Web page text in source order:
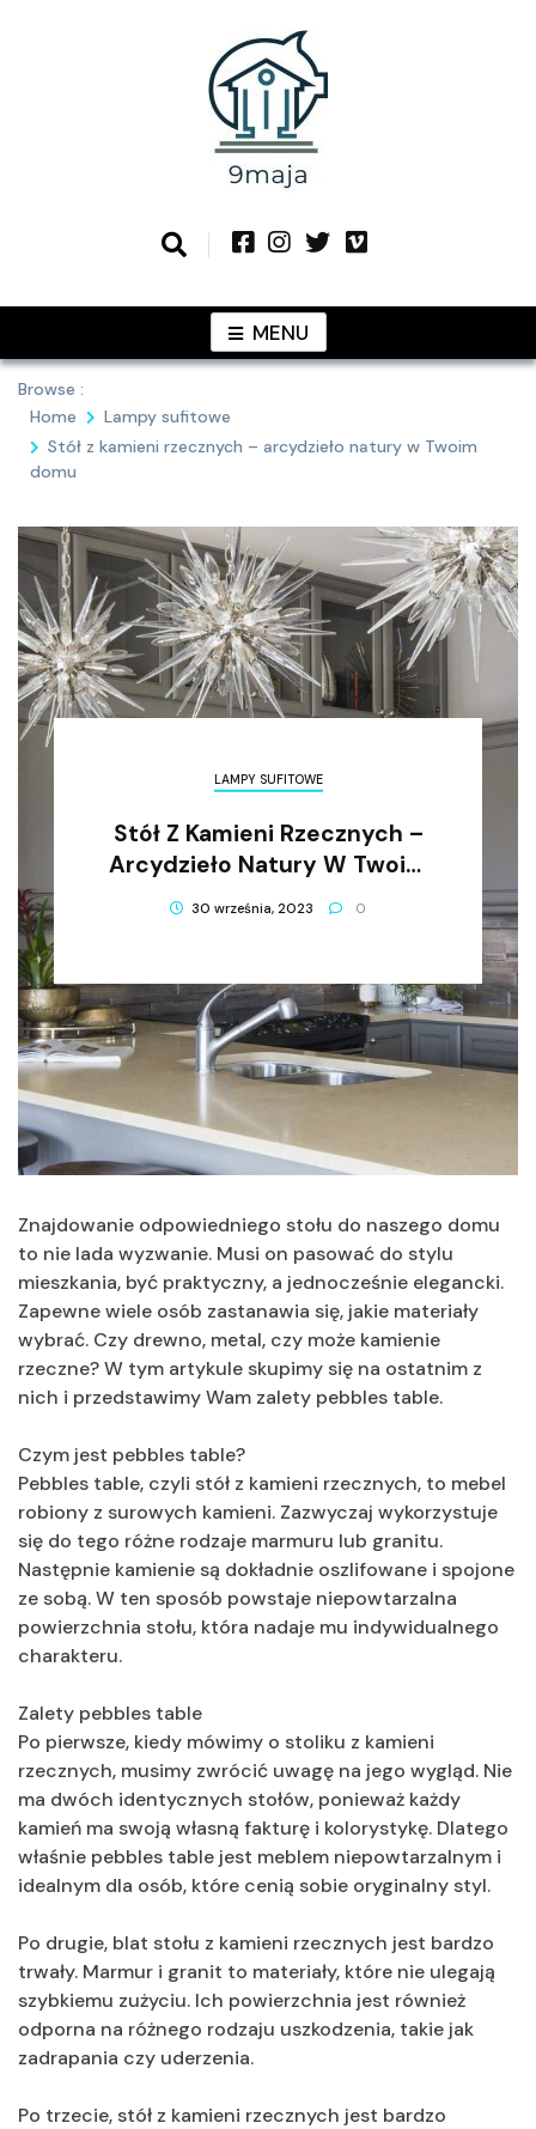
9MAJApomysłami
MENU
Browse :
Home
Lampy sufitowe
Stół z kamieni rzecznych – arcydzieło natury w Twoim
domu
LAMPY SUFITOWE
Stół Z Kamieni Rzecznych –
Arcydzieło Natury W Twoim
Domu
30 września, 2023 0
Znajdowanie odpowiedniego stołu do naszego domu
to nie lada wyzwanie. Musi on pasować do stylu
mieszkania, być praktyczny, a jednocześnie elegancki.
Zapewne wiele osób zastanawia się, jakie materiały
wybrać. Czy drewno, metal, czy może kamienie
rzeczne? W tym artykule skupimy się na ostatnim z
nich i przedstawimy Wam zalety pebbles table.
Czym jest pebbles table?
Pebbles table, czyli stół z kamieni rzecznych, to mebel
robiony z surowych kamieni. Zazwyczaj wykorzystuje
się do tego różne rodzaje marmuru lub granitu.
Następnie kamienie są dokładnie oszlifowane i spojone
ze sobą. W ten sposób powstaje niepowtarzalna
powierzchnia stołu, która nadaje mu indywidualnego
charakteru.
Zalety pebbles table
Po pierwsze, kiedy mówimy o stoliku z kamieni
rzecznych, musimy zwrócić uwagę na jego wygląd. Nie
ma dwóch identycznych stołów, ponieważ każdy
kamień ma swoją własną fakturę i kolorystykę. Dlatego
właśnie pebbles table jest meblem niepowtarzalnym i
idealnym dla osób, które cenią sobie oryginalny styl.
Po drugie, blat stołu z kamieni rzecznych jest bardzo
trwały. Marmur i granit to materiały, które nie ulegają
szybkiemu zużyciu. Ich powierzchnia jest również
odporna na różnego rodzaju uszkodzenia, takie jak
zadrapania czy uderzenia.
Po trzecie, stół z kamieni rzecznych jest bardzo